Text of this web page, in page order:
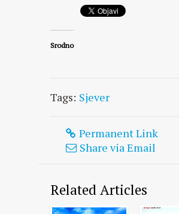
Srodno
Tags: Sjever
Permanent Link
Share via Email
Related Articles